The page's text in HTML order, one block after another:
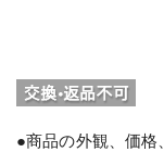
●商品の外観、価格